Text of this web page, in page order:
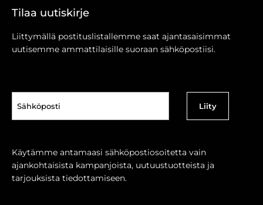
Tilaa uutiskirje
Liittymällä postituslistallemme saat ajantasaisimmat
uutisemme ammattilaisille suoraan sähköpostiisi.
(Pakollinen)
Käytämme antamaasi sähköpostiosoitetta vain
ajankohtaisista kampanjoista, uutuustuotteista ja
tarjouksista tiedottamiseen.